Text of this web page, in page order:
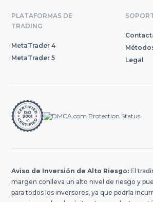
PLATAFORMAS DE
TRADING
MetaTrader 4
MetaTrader 5
Legal
Aviso de Inversión de Alto Riesgo: El
margen conlleva un alto nivel de riesgo y
para todos los inversores, ya que podría